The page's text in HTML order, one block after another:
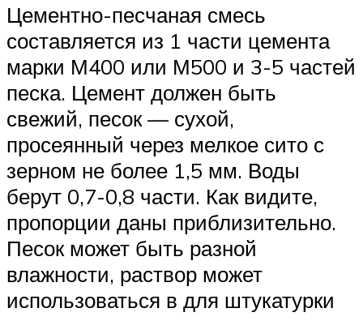
Цементно-песчаная смесь
составляется из 1 части цемента
марки М400 или М500 и 3-5 частей
песка. Цемент должен быть
свежий, песок — сухой,
просеянный через мелкое сито с
зерном не более 1,5 мм. Воды
берут 0,7-0,8 части. Как видите,
пропорции даны приблизительно.
Песок может быть разной
влажности, раствор может
использоваться в для штукатурки